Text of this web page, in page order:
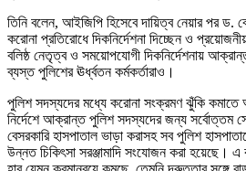
তিনি বলেন, আইজিপি হিসেবে দায়িত্ব নেয়ার পর ড.
করোনা প্রতিরোধে দিকনির্দেশনা দিচ্ছেন ও
বলিষ্ঠ নেতৃত্ব ও সময়োপযোগী দিকনির্দেশনায়
ব্যস্ত পুলিশের ঊর্ধ্বতন কর্মকর্তারাও।
পুলিশ সদস্যদের মধ্যে করোনা সংক্রমণ ঝুঁকি
নির্দেশে আক্রান্ত পুলিশ সদস্যদের জন্য সর্বোত্তম
বেসরকারি হাসপাতাল ভাড়া করাসহ সব পুলিশ
উন্নত চিকিৎসা সরঞ্জামাদি সংযোজন করা হয়েছে।